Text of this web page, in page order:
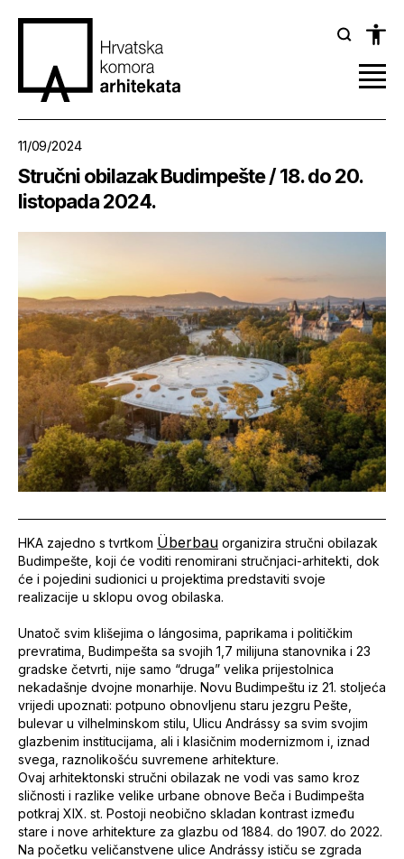
11/09/2024
Stručni obilazak Budimpešte / 18. do 20.
listopada 2024.
HKA zajedno s tvrtkom Überbau organizira stručni obilazak
Budimpešte, koji će voditi renomirani stručnjaci-arhitekti, dok
će i pojedini sudionici u projektima predstaviti svoje
realizacije u sklopu ovog obilaska.
Unatoč svim klišejima o lángosima, paprikama i političkim
prevratima, Budimpešta sa svojih 1,7 milijuna stanovnika i 23
gradske četvrti, nije samo “druga” velika prijestolnica
nekadašnje dvojne monarhije. Novu Budimpeštu iz 21. stoljeća
vrijedi upoznati: potpuno obnovljenu staru jezgru Pešte,
bulevar u vilhelminskom stilu, Ulicu Andrássy sa svim svojim
glazbenim institucijama, ali i klasičnim modernizmom i, iznad
svega, raznolikošću suvremene arhitekture.
Ovaj arhitektonski stručni obilazak ne vodi vas samo kroz
sličnosti i razlike velike urbane obnove Beča i Budimpešta
potkraj XIX. st. Postoji neobično skladan kontrast između
stare i nove arhitekture za glazbu od 1884. do 1907. do 2022.
Na početku veličanstvene ulice Andrássy ističu se zgrada